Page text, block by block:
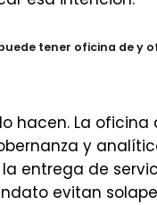
tener oficina de y
hacen. La
y
entrega de
evitan